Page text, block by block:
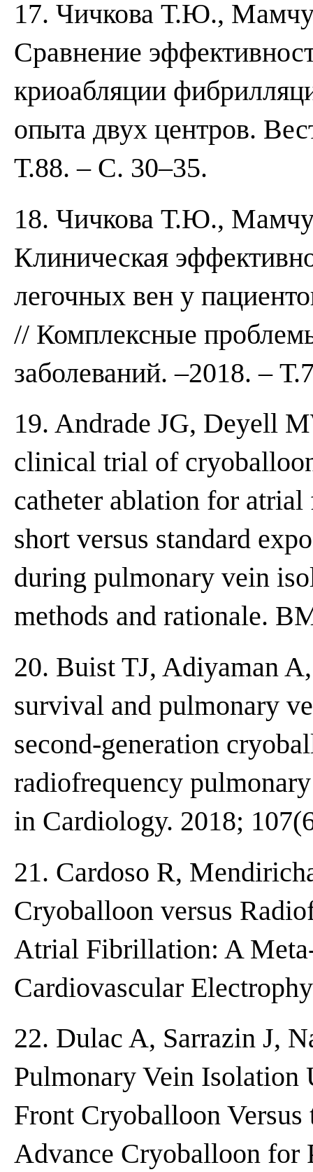
17. Чичкова Т.Ю.,
Сравнение
криоабляции
опыта двух центров.
Т.88. – С. 30–35.
18. Чичкова Т.Ю.,
Клиническая
легочных вен у
// Комплексные
заболеваний. –2018. –
19. Andrade JG, Deyell
clinical trial of
catheter ablation for
short versus standard
during pulmonary vein
methods and rationale.
20. Buist TJ, Adiyaman
survival and pulmonary
second-generation
radiofrequency
in Cardiology. 2018;
21. Cardoso R,
Cryoballoon versus
Atrial Fibrillation: A
Cardiovascular
22. Dulac A, Sarrazin J,
Pulmonary Vein Isolation
Front Cryoballoon
Advance Cryoballoon